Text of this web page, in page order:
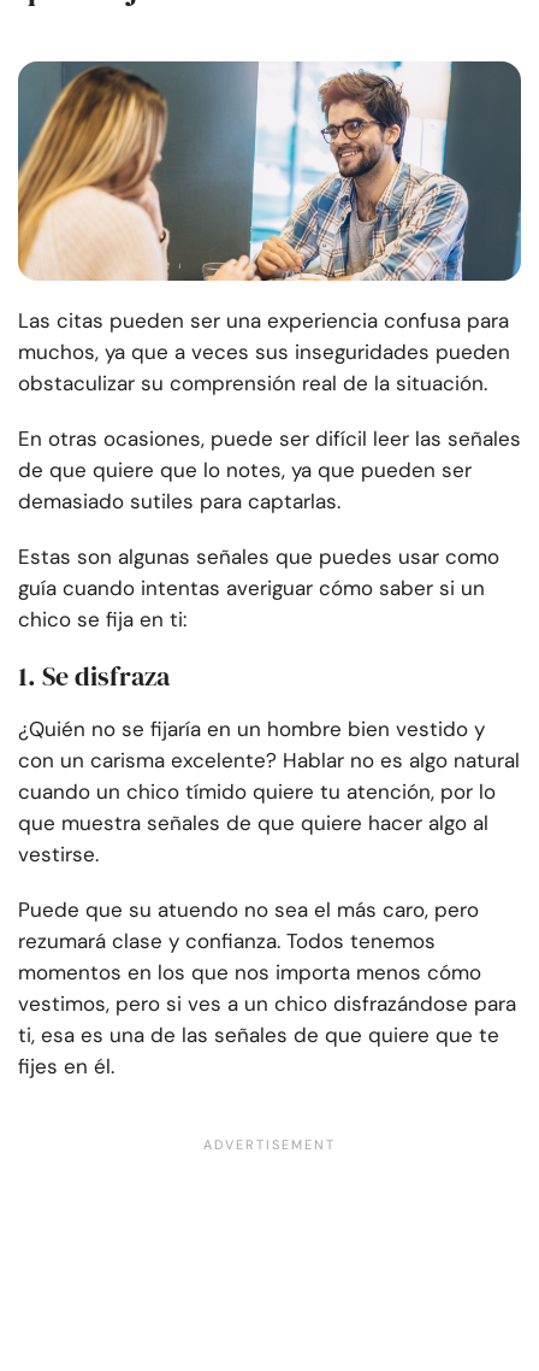
Las citas pueden ser una experiencia confusa para
muchos, ya que a veces sus inseguridades pueden
obstaculizar su comprensión real de la situación.
En otras ocasiones, puede ser difícil leer las señales
de que quiere que lo notes, ya que pueden ser
demasiado sutiles para captarlas.
Estas son algunas señales que puedes usar como
guía cuando intentas averiguar cómo saber si un
chico se fija en ti:
1. Se disfraza
¿Quién no se fijaría en un hombre bien vestido y
con un carisma excelente? Hablar no es algo natural
cuando un chico tímido quiere tu atención, por lo
que muestra señales de que quiere hacer algo al
vestirse.
Puede que su atuendo no sea el más caro, pero
rezumará clase y confianza. Todos tenemos
momentos en los que nos importa menos cómo
vestimos, pero si ves a un chico disfrazándose para
ti, esa es una de las señales de que quiere que te
fijes en él.